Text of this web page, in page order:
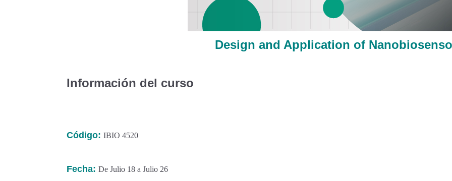
Design and Application of
Información del curso
Código: IBIO 4520
Fecha: De Julio 18 a Julio 26